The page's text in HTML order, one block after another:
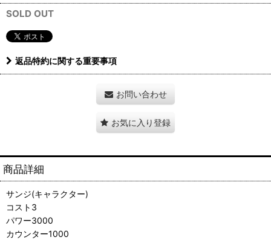
SOLD OUT
返品特約に関する重要事項
お問い合わせ
お気に入り登録
商品詳細
サンジ(キャラクター)
コスト3
パワー3000
カウンター1000